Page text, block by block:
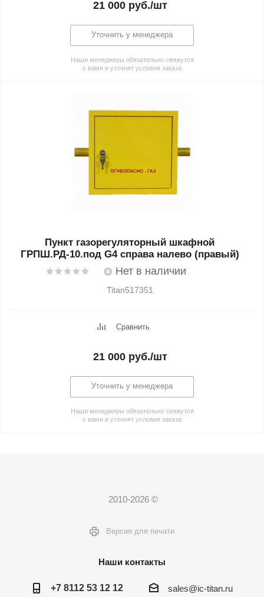
21 000руб./шт
Уточнить у менеджера
Наши менеджеры обязательно свяжутся
с вами и уточнят условия заказа
Пункт газорегуляторный шкафной
ГРПШ.РД-10.под G4 справа налево (правый)
Нет в наличии
Titan517351
Сравнить
21 000руб./шт
Уточнить у менеджера
Наши менеджеры обязательно свяжутся
с вами и уточнят условия заказа
2010-2026 ©
Версия для печати
Наши контакты
+7 8112 53 12 12 sales@ic-titan.ru